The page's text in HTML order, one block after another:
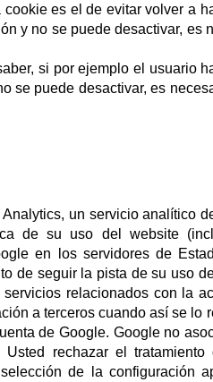
cookie es el de evitar volver a
y no se puede desactivar, es
si por ejemplo el usuario
se puede desactivar, es
un servicio analítico
de su uso del website
en los servidores de
de seguir la pista de su uso
relacionados con la
a terceros cuando así se
de Google. Google no
rechazar el
de la configuración